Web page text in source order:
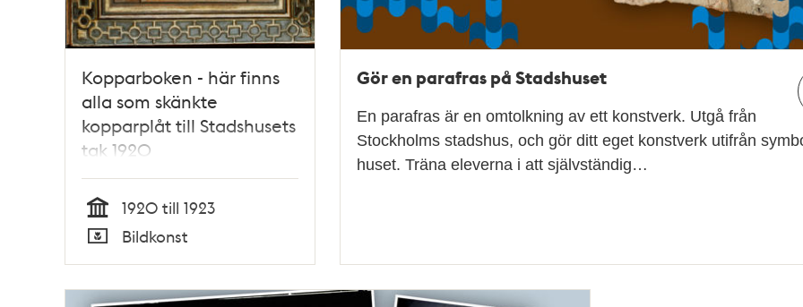
Kopparboken - här finns
alla som skänkte
kopparplåt till Stadshusets
tak 1920
Tid
1920 till 1923
Typ
Bildkonst
Gör en parafras på Stadshuset
En parafras är en omtolkning av ett konstverk. Utgå från
Stockholms stadshus, och gör ditt eget konstverk utifrån
huset. Träna eleverna i att självständig…